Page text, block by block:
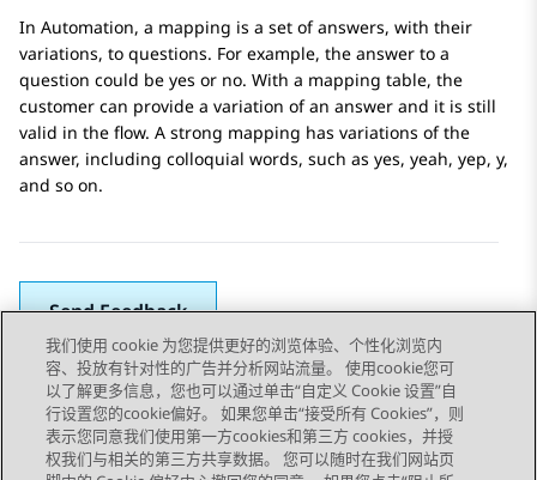
In Automation, a mapping is a set of answers, with their
variations, to questions. For example, the answer to a
question could be yes or no. With a mapping table, the
customer can provide a variation of an answer and it is still
valid in the flow. A strong mapping has variations of the
answer, including colloquial words, such as yes, yeah, yep, y,
and so on.
Send Feedback
Topic navigation
上一主题 下一主题
我们使用 cookie 为您提供更好的浏览体验、个性化浏览内
容、投放有针对性的广告并分析网站流量。 使用cookie您可
以了解更多信息，您也可以通过单击“自定义 Cookie 设置”自
行设置您的cookie偏好。 如果您单击“接受所有 Cookies”，则
表示您同意我们使用第一方cookies和第三方 cookies，并授
权我们与相关的第三方共享数据。 您可以随时在我们网站页